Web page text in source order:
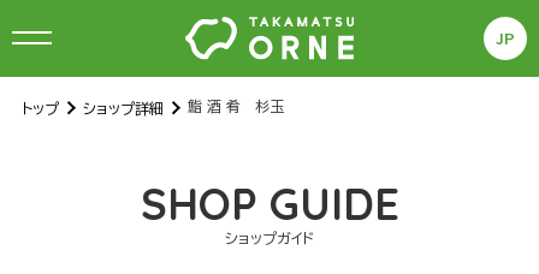
JP
トップ ショップ詳細 鮨 酒 肴 杉玉
SHOP GUIDE
ショップガイド